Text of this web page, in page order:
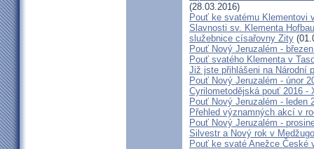
(28.03.2016)
Pouť ke svatému Klementovi
Slavnosti sv. Klementa
služebnice císařovny Zity
Pouť Nový Jeruzalém -
Pouť svatého Klementa v
Již jste přihlášeni na Národní
Pouť Nový Jeruzalém - únor
Cyrilometodějská pouť 2016 -
Pouť Nový Jeruzalém - leden
Přehled významných akcí v
Pouť Nový Jeruzalém -
Silvestr a Nový rok v
Pouť ke svaté Anežce České